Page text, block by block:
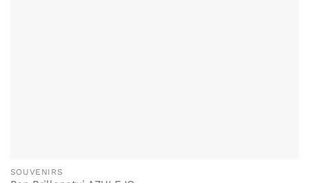
SOUVENIRS